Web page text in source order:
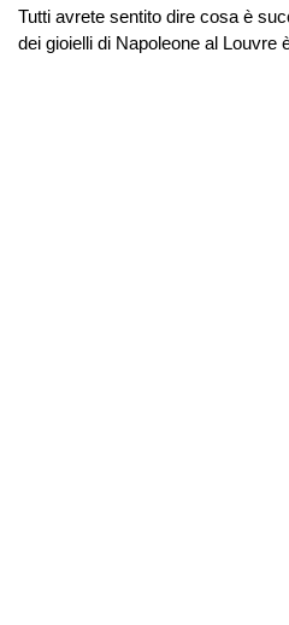
Tutti avrete sentito dire cosa è
dei gioielli di Napoleone al Louvre